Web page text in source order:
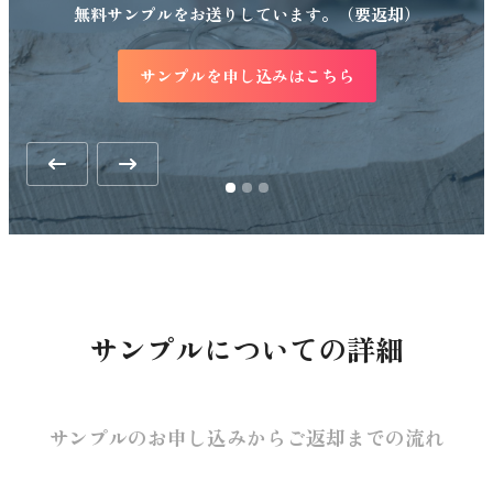
無料サンプルをお送りしています。（要返却）
サンプルを申し込みはこちら
サンプルについての詳細
サンプルのお申し込みからご返却までの流れ